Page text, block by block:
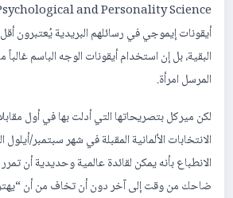
أيقونات إيموجي في رسائلهم البريدية يُعتبرون
البقية، بل إن استخدام أيقونات الوجه الباسم
المرسل امرأة.
لكن ميركل بتصريحاتها التي أدلت بها في أول
الانتخابات الألمانية المقبلة في شهر سبتمبر/
الانطباع بأنه يمكن لقائدة عالمية وحديدية أن
ضاحك من وقت إلى آخر دون أن تخاف من أن